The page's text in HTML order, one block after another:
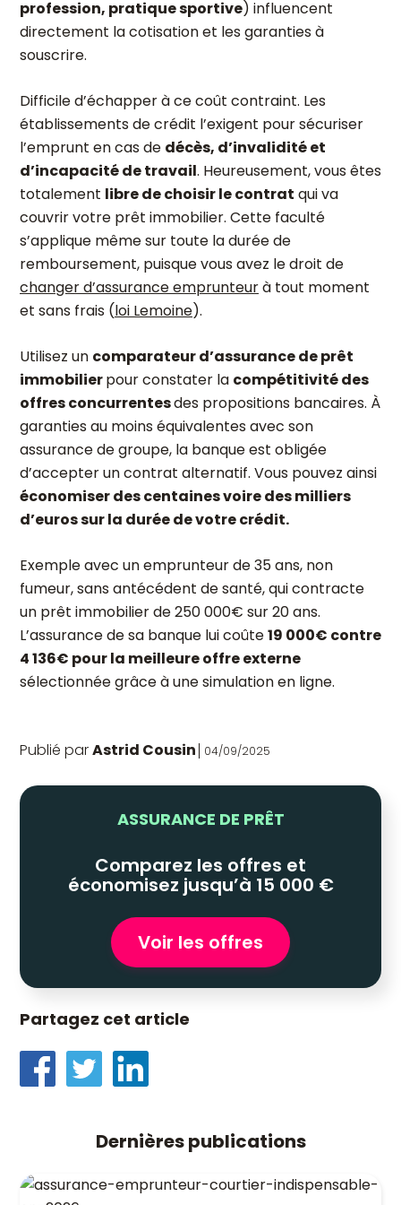
profession, pratique sportive) influencent
directement la cotisation et les garanties à
souscrire.
Difficile d’échapper à ce coût contraint. Les
établissements de crédit l’exigent pour sécuriser
l’emprunt en cas de décès, d’invalidité et
d’incapacité de travail. Heureusement, vous êtes
totalement libre de choisir le contrat qui va
couvrir votre prêt immobilier. Cette faculté
s’applique même sur toute la durée de
remboursement, puisque vous avez le droit de
changer d’assurance emprunteurà tout moment
et sans frais (loi Lemoine).
Utilisez un comparateur d’assurance de prêt
immobilierpour constater la compétitivité des
offres concurrentesdes propositions bancaires. À
garanties au moins équivalentes avec son
assurance de groupe, la banque est obligée
d’accepter un contrat alternatif. Vous pouvez ainsi
économiser des centaines voire des milliers
d’euros sur la durée de votre crédit.
Exemple avec un emprunteur de 35 ans, non
fumeur, sans antécédent de santé, qui contracte
un prêt immobilier de 250 000€ sur 20 ans.
L’assurance de sa banque lui coûte19 000€ contre
4 136€ pour la meilleure offre externe
sélectionnée grâce à une simulation en ligne.
Publié parAstrid Cousin 04/09/2025
ASSURANCE DE PRÊT
Comparez les offres et
économisez jusqu’à 15 000 €
Voir les offres
Partagez cet article
Dernières publications